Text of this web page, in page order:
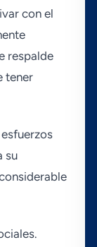
con el
respalde
tener
su